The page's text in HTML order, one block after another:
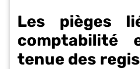
Les pièges
tenue des